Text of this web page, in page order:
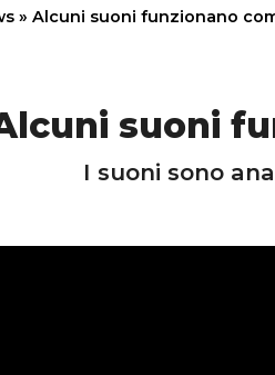
» Alcuni suoni funzionano
suoni
I suoni sono